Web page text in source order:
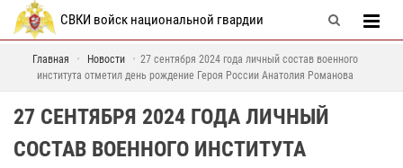
СВКИ войск национальной гвардии
Главная Новости
27 сентября 2024 года личный состав военного
института отметил день рождение Героя России Анатолия Романова
27 СЕНТЯБРЯ 2024 ГОДА ЛИЧНЫЙ
СОСТАВ ВОЕННОГО ИНСТИТУТА